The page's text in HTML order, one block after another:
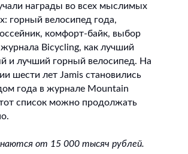
награды во всех мыслимых
горный велосипед года,
комфорт-байк, выбор
Bicycling, как лучший
и лучший горный велосипед. На
шести лет Jamis становились
года в журнале Mountain
список можно продолжать
от 15 000 тысяч рублей.